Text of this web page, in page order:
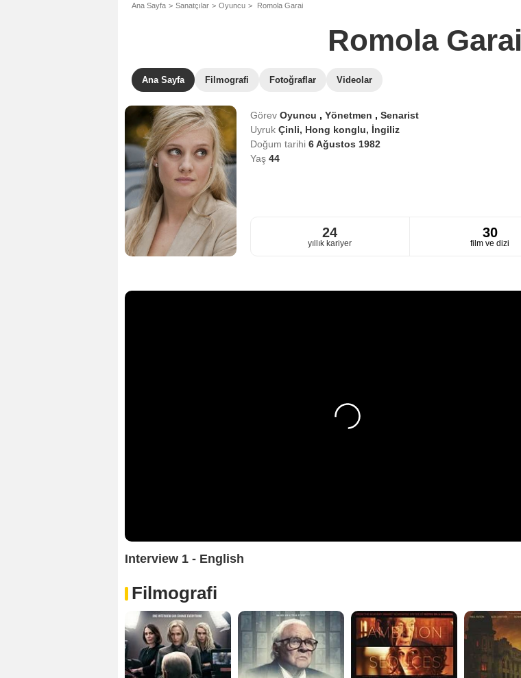
Ana Sayfa Sanatçılar Oyuncu Romola Garai
Romola Garai
Ana Sayfa Filmografi Fotoğraflar Videolar
Görev Oyuncu , Yönetmen , Senarist
Uyruk Çinli, Hong konglu, İngiliz
Doğum tarihi 6 Ağustos 1982
Yaş 44
24
yıllık kariyer
30
film ve dizi
Interview 1 - English
Filmografi